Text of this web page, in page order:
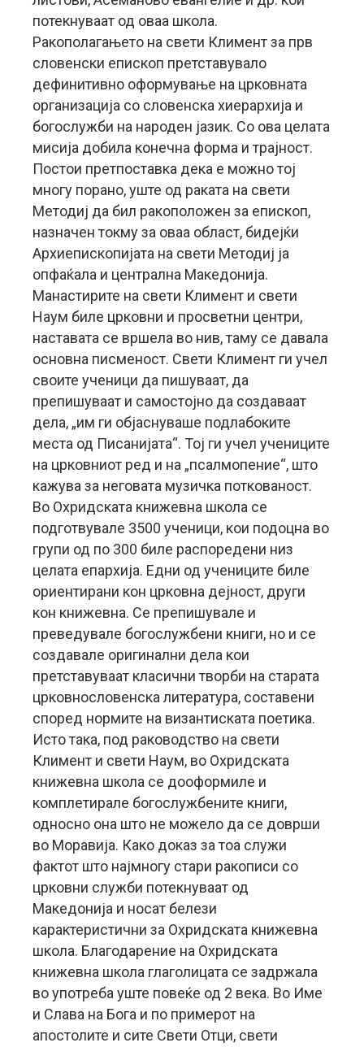
потекнуваат од оваа школа.
Ракополагањето на свети Климент за прв
словенски епископ претставувало
дефинитивно оформување на црковната
организација со словенска хиерархија и
богослужби на народен јазик. Со ова целата
мисија добила конечна форма и трајност.
Постои претпоставка дека е можно тој
многу порано, уште од раката на свети
Методиј да бил ракоположен за епископ,
назначен токму за оваа област, бидејќи
Архиепископијата на свети Методиј ја
опфаќала и централна Македонија.
Манастирите на свети Климент и свети
Наум биле црковни и просветни центри,
наставата се вршела во нив, таму се давала
основна писменост. Свети Климент ги учел
своите ученици да пишуваат, да
препишуваат и самостојно да создаваат
дела, „им ги објаснуваше подлабоките
места од Писанијата“. Тој ги учел учениците
на црковниот ред и на „псалмопение“, што
кажува за неговата музичка поткованост.
Во Охридската книжевна школа се
подготвувале 3500 ученици, кои подоцна во
групи од по 300 биле распоредени низ
целата епархија. Едни од учениците биле
ориентирани кон црковна дејност, други
кон книжевна. Се препишувале и
преведувале богослужбени книги, но и се
создавале оригинални дела кои
претставуваат класични творби на старата
црковнословенска литература, составени
според нормите на византиската поетика.
Исто така, под раководство на свети
Климент и свети Наум, во Охридската
книжевна школа се дооформиле и
комплетирале богослужбените книги,
односно она што не можело да се доврши
во Моравија. Како доказ за тоа служи
фактот што најмногу стари ракописи со
црковни служби потекнуваат од
Македонија и носат белези
карактеристични за Охридската книжевна
школа. Благодарение на Охридската
книжевна школа глаголицата се задржала
во употреба уште повеќе од 2 века. Во Име
и Слава на Бога и по примерот на
апостолите и сите Свети Отци, свети